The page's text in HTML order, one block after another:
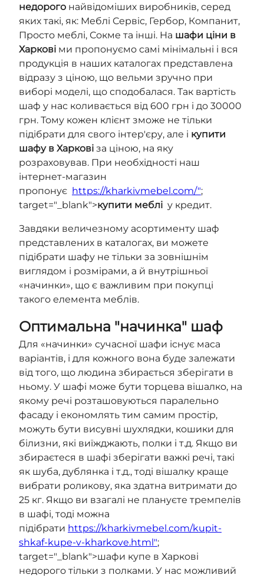
недорого найвідоміших виробників, серед
яких такі, як: Меблі Сервіс, Гербор, Компанит,
Просто меблі, Сокме та інші. На шафи ціни в
Харкові ми пропонуємо самі мінімальні і вся
продукція в наших каталогах представлена
відразу з ціною, що вельми зручно при
виборі моделі, що сподобалася. Так вартість
шаф у нас коливається від 600 грн і до 30000
грн. Тому кожен клієнт зможе не тільки
підібрати для свого інтер'єру, але і купити
шафу в Харкові за ціною, на яку
розраховував. При необхідності наш
інтернет-магазин
пропонує https://kharkivmebel.com/";
target="_blank">купити меблі у кредит.
Завдяки величезному асортименту шаф
представлених в каталогах, ви можете
підібрати шафу не тільки за зовнішнім
виглядом і розмірами, а й внутрішньої
«начинки», що є важливим при покупці
такого елемента меблів.
Оптимальна "начинка" шаф
Для «начинки» сучасної шафи існує маса
варіантів, і для кожного вона буде залежати
від того, що людина збирається зберігати в
ньому. У шафі може бути торцева вішалко, на
якому речі розташовуються паралельно
фасаду і економлять тим самим простір,
можуть бути висувні шухлядки, кошики для
білизни, які виїжджають, полки і т.д. Якщо ви
збираєтеся в шафі зберігати важкі речі, такі
як шуба, дублянка і т.д., тоді вішалку краще
вибрати роликову, яка здатна витримати до
25 кг. Якщо ви взагалі не плануєте тремпелів
в шафі, тоді можна
підібрати https://kharkivmebel.com/kupit-
shkaf-kupe-v-kharkove.html";
target="_blank">шафи купе в Харкові
недорого тільки з полками. У нас можливий